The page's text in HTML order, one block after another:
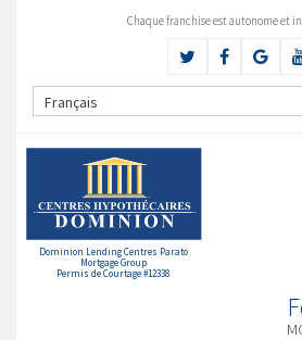
Chaque franchise est autonome et
Français
Dominion Lending Centres Parato
Mortgage Group
Permis de Courtage #12338